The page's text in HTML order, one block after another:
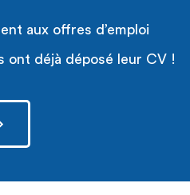
aux offres d’emploi
ont déjà déposé leur CV !